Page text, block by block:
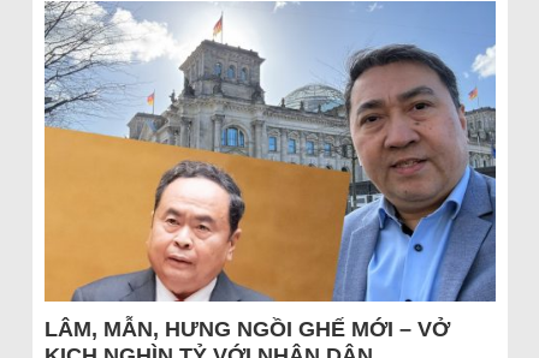
LÂM, MẪN, HƯNG NGỒI GHẾ MỚI – VỞ